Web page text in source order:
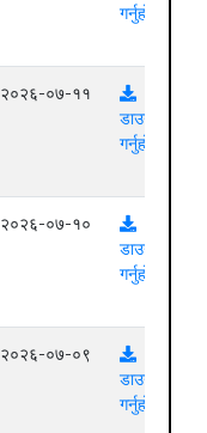
गर्नुहोस्
२०२६-०७-११
डाउनलोड
गर्नुहोस्
२०२६-०७-१०
डाउनलोड
गर्नुहोस्
२०२६-०७-०९
डाउनलोड
गर्नुहोस्